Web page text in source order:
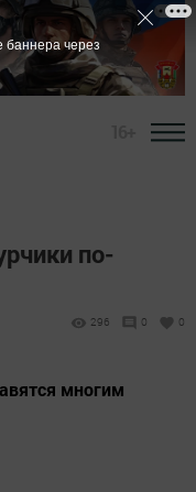
по-
296 0 0
многим
баннера через